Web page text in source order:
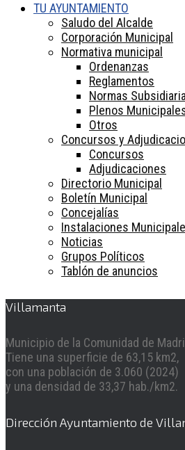
TU AYUNTAMIENTO
Saludo del Alcalde
Corporación Municipal
Normativa municipal
Ordenanzas
Reglamentos
Normas
Plenos
Otros
Concursos y
Concursos
Adjudicaciones
Directorio Municipal
Boletín Municipal
Concejalías
Instalaciones
Noticias
Grupos Políticos
Tablón de anuncios
Villamanta
Municipio de la Comunidad de
Tiene una superficie de 63,15 km2,
con una población de 3.060 (2024)
y una densidad de 33,37 hab./km2.
Dirección Ayuntamiento de